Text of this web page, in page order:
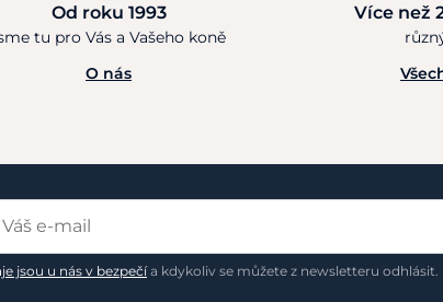
Od roku 1993
tu pro Vás a Vašeho koně
O nás
Více než
jsou u nás v bezpečía kdykoliv se můžete z newsletteru odhlásit.